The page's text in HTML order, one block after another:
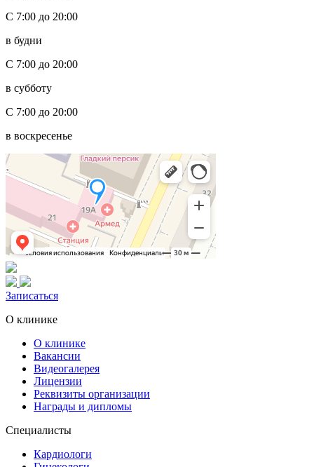
С 7:00 до 20:00
в будни
С 7:00 до 20:00
в субботу
С 7:00 до 20:00
в воскресенье
Записаться
О клинике
О клинике
Вакансии
Видеогалерея
Лицензии
Реквизиты организации
Награды и дипломы
Специалисты
Кардиологи